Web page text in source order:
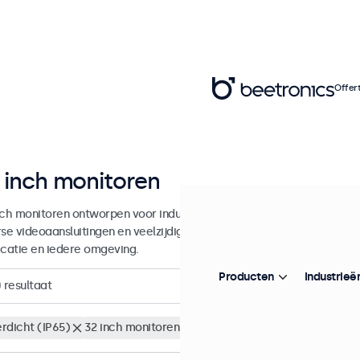
inch monitoren
monitoren ontworpen voor industrieel en commercieel gebruik.
videoaansluitingen en veelzijdige montageopties, waarmee ze
en iedere omgeving.
resultaat
(IP65) 32 inch monitoren
Producten